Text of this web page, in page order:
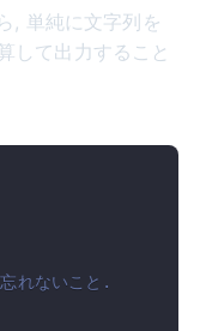
, 単純に文字列を
して出力すること
れないこと.